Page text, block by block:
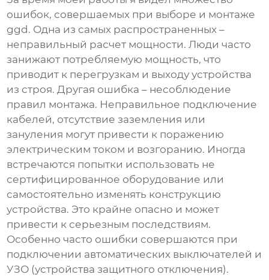
ошибок, совершаемых при выборе и монтаже
ggd . Одна из самых распространенных –
неправильный расчет мощности. Люди часто
занижают потребляемую мощность, что
приводит к перегрузкам и выходу устройства
из строя. Другая ошибка – несоблюдение
правил монтажа. Неправильное подключение
кабелей, отсутствие заземления или
зануления могут привести к поражению
электрическим током и возгоранию. Иногда
встречаются попытки использовать не
сертифицированное оборудование или
самостоятельно изменять конструкцию
устройства. Это крайне опасно и может
привести к серьезным последствиям.
Особенно часто ошибки совершаются при
подключении автоматических выключателей и
УЗО (устройства защитного отключения).